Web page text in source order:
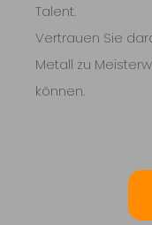
Talent.
Vertrauen Sie
Metall zu
können.